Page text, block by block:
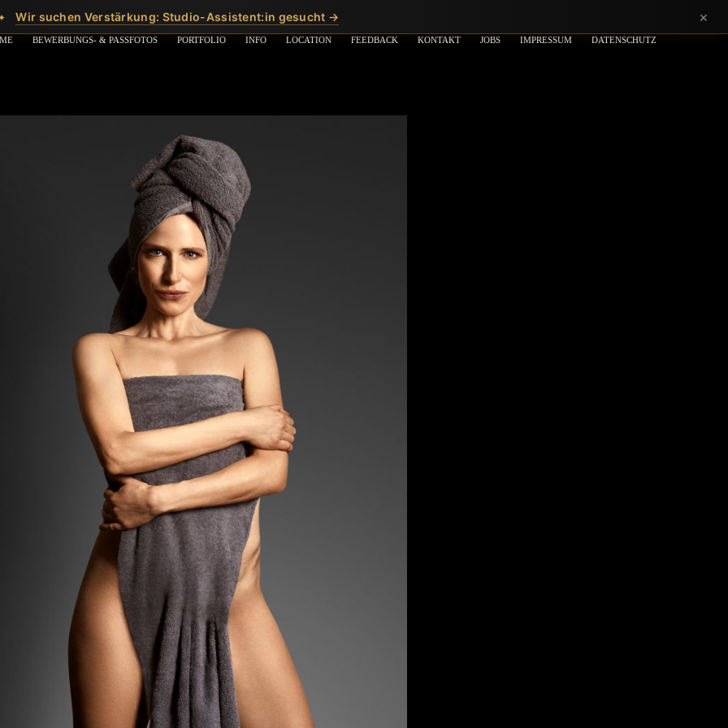
BEWERBUNGS- & PASSFOTOS PORTFOLIO INFO LOCATION FEEDBACK KONTAKT JOBS IMPRESSUM DATENSCHUTZ
Wir suchen Verstärkung: Studio-Assistent:in gesucht → ×